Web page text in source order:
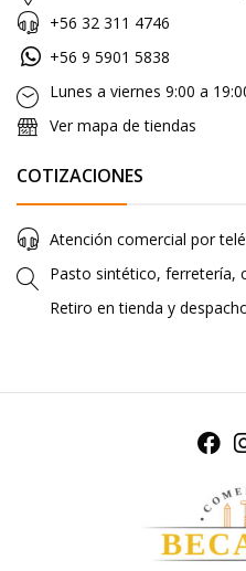
+56 32 311 4746
+56 9 5901 5838
Lunes a viernes 9:00 a
Ver mapa de tiendas
COTIZACIONES
Atención comercial por
Pasto sintético, ferretería,
Retiro en tienda y